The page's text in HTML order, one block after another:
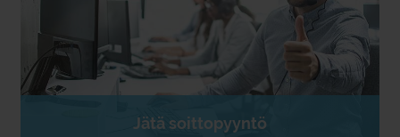
Jätä soittopyyntö